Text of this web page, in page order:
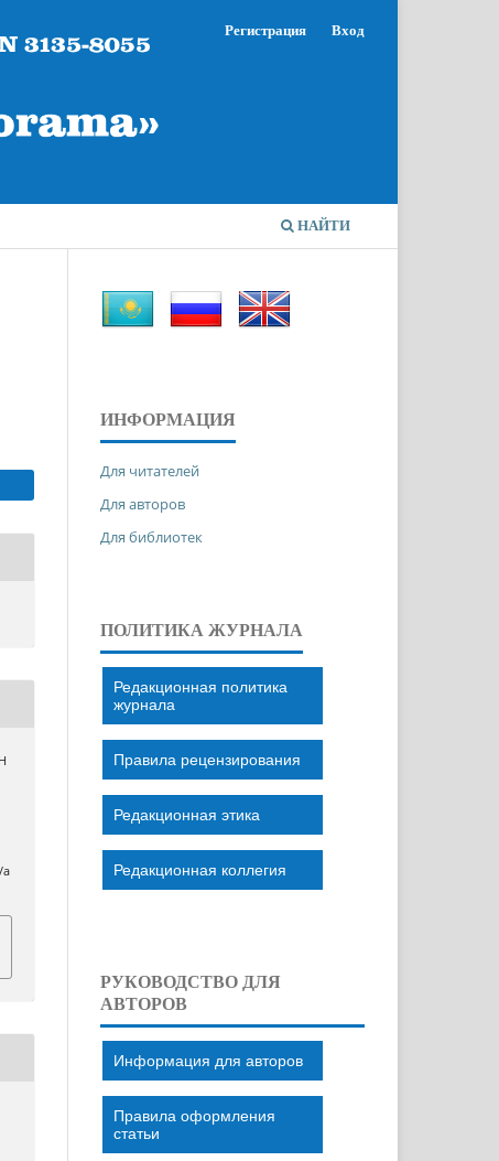
НАЙТИ
Регистрация Вход
a
ИНФОРМАЦИЯ
Для читателей
Для авторов
Для библиотек
ПОЛИТИКА ЖУРНАЛА
Редакционная политика
журнала
Правила рецензирования
Редакционная этика
Редакционная коллегия
РУКОВОДСТВО ДЛЯ
АВТОРОВ
Информация для авторов
Правила оформления
статьи